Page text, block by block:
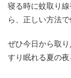
寝る時に蚊取り
ら、正しい方法
ぜひ今日から取
すり眠れる夏の夜